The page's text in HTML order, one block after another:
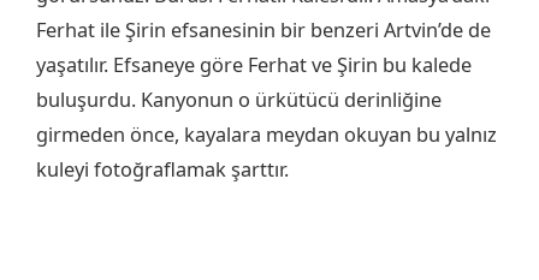
Ferhat ile Şirin efsanesinin bir benzeri Artvin’de de
yaşatılır. Efsaneye göre Ferhat ve Şirin bu kalede
buluşurdu. Kanyonun o ürkütücü derinliğine
girmeden önce, kayalara meydan okuyan bu yalnız
kuleyi fotoğraflamak şarttır.